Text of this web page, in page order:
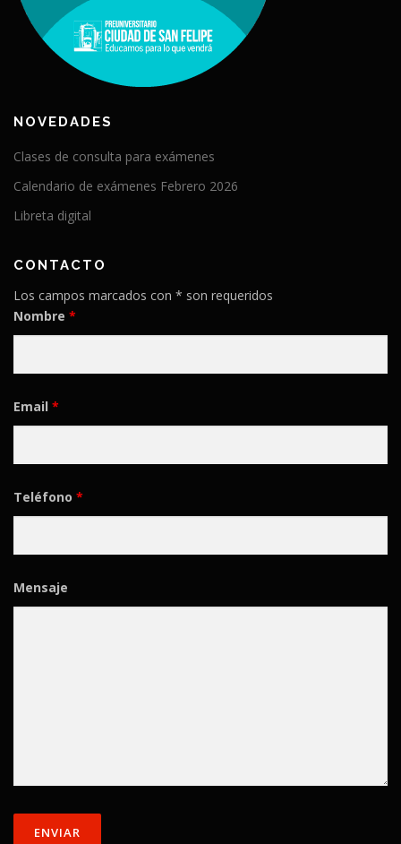
NOVEDADES
Clases de consulta para exámenes
Calendario de exámenes Febrero 2026
Libreta digital
CONTACTO
Los campos marcados con * son requeridos
Nombre *
Email *
Teléfono *
Mensaje